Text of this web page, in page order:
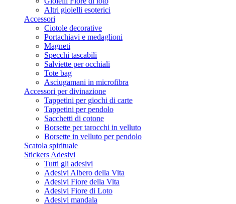
Altri gioielli esoterici
Accessori
Ciotole decorative
Portachiavi e medaglioni
Magneti
Specchi tascabili
Salviette per occhiali
Tote bag
Asciugamani in microfibra
Accessori per divinazione
Tappetini per giochi di carte
Tappetini per pendolo
Sacchetti di cotone
Borsette per tarocchi in velluto
Borsette in velluto per pendolo
Scatola spirituale
Stickers Adesivi
Tutti gli adesivi
Adesivi Albero della Vita
Adesivi Fiore della Vita
Adesivi Fiore di Loto
Adesivi mandala